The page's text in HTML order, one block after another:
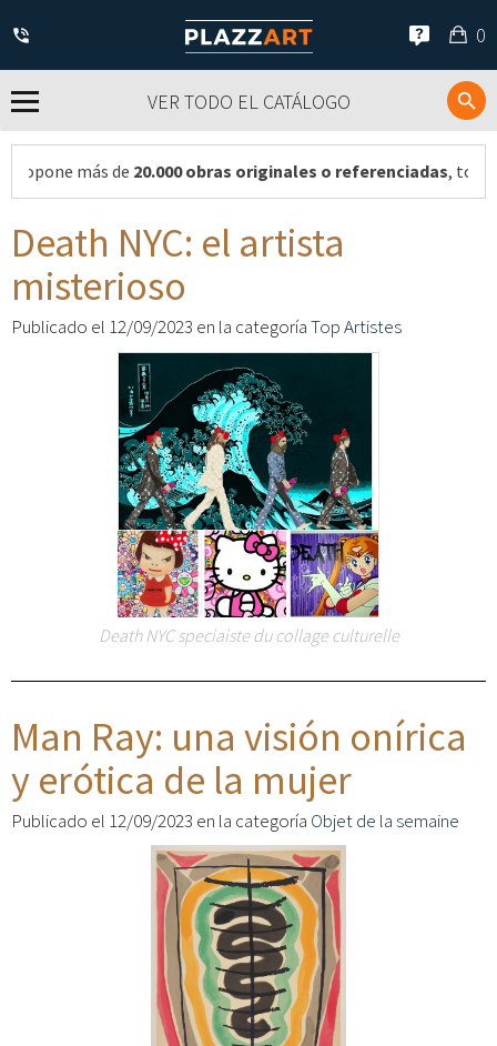
Mi
0
VER TODO EL CATÁLOGO
más de20.000 obras originales o referenciadas, todas
Death NYC: el artista
misterioso
Publicado el 12/09/2023 en la categoríaTop Artistes
Death NYC speciaiste du collage culturelle
Man Ray: una visión onírica
y erótica de la mujer
Publicado el 12/09/2023 en la categoría Objet de la semaine